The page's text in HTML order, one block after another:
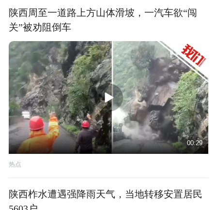
陕西周至一道路上方山体滑坡，一汽车欲“闯
关”被劝阻倒车
00:29
热点
陕西柞水遭遇强降雨天气，当地转移安置居民